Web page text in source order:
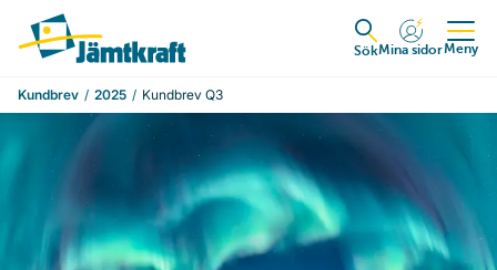
Hoppa till innehåll
Till startsidan
Expandera
SökMina sidorMeny
Kundbrev 2025 Kundbrev Q3